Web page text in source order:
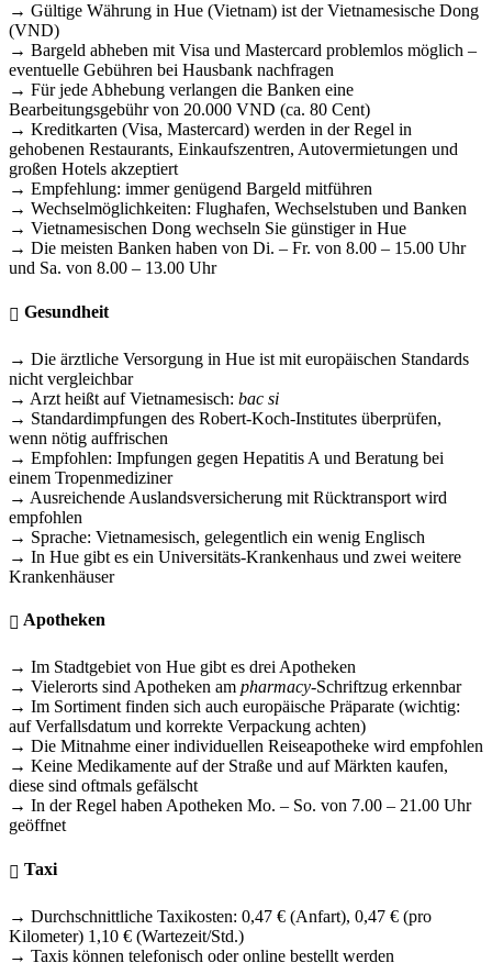
→ Gültige Währung in Hue (Vietnam) ist der Vietnamesische Dong
(VND)
→ Bargeld abheben mit Visa und Mastercard problemlos möglich –
eventuelle Gebühren bei Hausbank nachfragen
→ Für jede Abhebung verlangen die Banken eine
Bearbeitungsgebühr von 20.000 VND (ca. 80 Cent)
→ Kreditkarten (Visa, Mastercard) werden in der Regel in
gehobenen Restaurants, Einkaufszentren, Autovermietungen und
großen Hotels akzeptiert
→ Empfehlung: immer genügend Bargeld mitführen
→ Wechselmöglichkeiten: Flughafen, Wechselstuben und Banken
→ Vietnamesischen Dong wechseln Sie günstiger in Hue
→ Die meisten Banken haben von Di. – Fr. von 8.00 – 15.00 Uhr
und Sa. von 8.00 – 13.00 Uhr
Gesundheit
→ Die ärztliche Versorgung in Hue ist mit europäischen Standards
nicht vergleichbar
→ Arzt heißt auf Vietnamesisch: bac si
→ Standardimpfungen des Robert-Koch-Institutes überprüfen,
wenn nötig auffrischen
→ Empfohlen: Impfungen gegen Hepatitis A und Beratung bei
einem Tropenmediziner
→ Ausreichende Auslandsversicherung mit Rücktransport wird
empfohlen
→ Sprache: Vietnamesisch, gelegentlich ein wenig Englisch
→ In Hue gibt es ein Universitäts-Krankenhaus und zwei weitere
Krankenhäuser
Apotheken
→ Im Stadtgebiet von Hue gibt es drei Apotheken
→ Vielerorts sind Apotheken am pharmacy-Schriftzug erkennbar
→ Im Sortiment finden sich auch europäische Präparate (wichtig:
auf Verfallsdatum und korrekte Verpackung achten)
→ Die Mitnahme einer individuellen Reiseapotheke wird empfohlen
→ Keine Medikamente auf der Straße und auf Märkten kaufen,
diese sind oftmals gefälscht
→ In der Regel haben Apotheken Mo. – So. von 7.00 – 21.00 Uhr
geöffnet
Taxi
→ Durchschnittliche Taxikosten: 0,47 € (Anfart), 0,47 € (pro
Kilometer) 1,10 € (Wartezeit/Std.)
→ Taxis können telefonisch oder online bestellt werden